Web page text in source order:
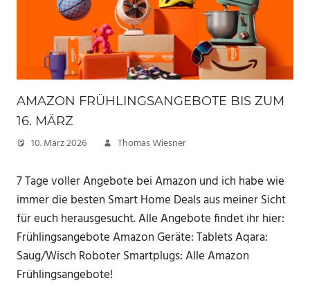
AMAZON FRÜHLINGSANGEBOTE BIS ZUM
16. MÄRZ
10. März 2026 Thomas Wiesner
7 Tage voller Angebote bei Amazon und ich habe wie
immer die besten Smart Home Deals aus meiner Sicht
für euch herausgesucht. Alle Angebote findet ihr hier:
Frühlingsangebote Amazon Geräte: Tablets Aqara:
Saug/Wisch Roboter Smartplugs: Alle Amazon
Frühlingsangebote!